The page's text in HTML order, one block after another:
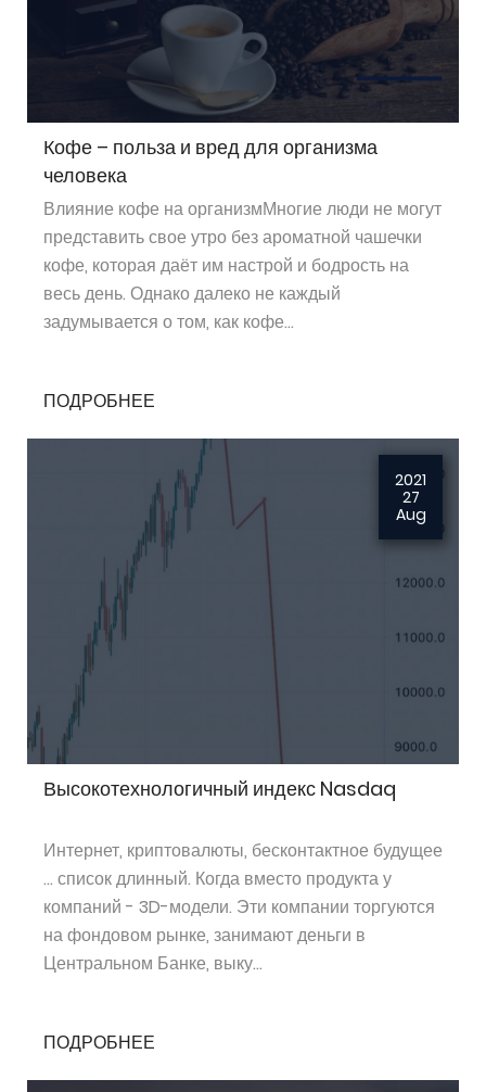
Кофе – польза и вред для организма
человека
Влияние кофе на организмМногие люди не могут
представить свое утро без ароматной чашечки
кофе, которая даёт им настрой и бодрость на
весь день. Однако далеко не каждый
задумывается о том, как кофе...
ПОДРОБНЕЕ
2021
27
Aug
Высокотехнологичный индекс Nasdaq
Интернет, криптовалюты, бесконтактное будущее
… список длинный. Когда вместо продукта у
компаний - 3D-модели. Эти компании торгуются
на фондовом рынке, занимают деньги в
Центральном Банке, выку...
ПОДРОБНЕЕ